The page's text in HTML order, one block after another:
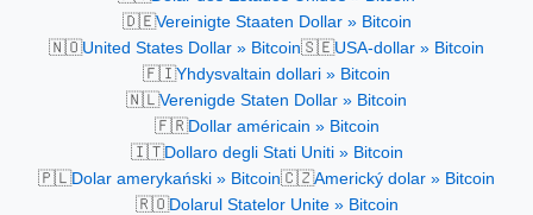
🇩🇪Vereinigte Staaten Dollar » Bitcoin
🇳🇴United States Dollar » Bitcoin🇸🇪USA-dollar » Bitcoin
🇫🇮Yhdysvaltain dollari » Bitcoin
🇳🇱Verenigde Staten Dollar » Bitcoin
🇫🇷Dollar américain » Bitcoin
🇮🇹Dollaro degli Stati Uniti » Bitcoin
🇵🇱Dolar amerykański » Bitcoin🇨🇿Americký dolar » Bitcoin
🇷🇴Dolarul Statelor Unite » Bitcoin